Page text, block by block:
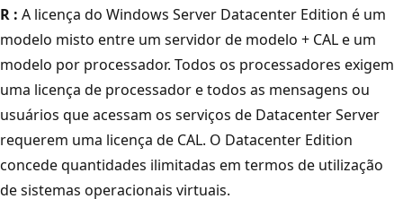
R : A licença do Windows Server Datacenter Edition é um
modelo misto entre um servidor de modelo + CAL e um
modelo por processador. Todos os processadores exigem
uma licença de processador e todos as mensagens ou
usuários que acessam os serviços de Datacenter Server
requerem uma licença de CAL. O Datacenter Edition
concede quantidades ilimitadas em termos de utilização
de sistemas operacionais virtuais.